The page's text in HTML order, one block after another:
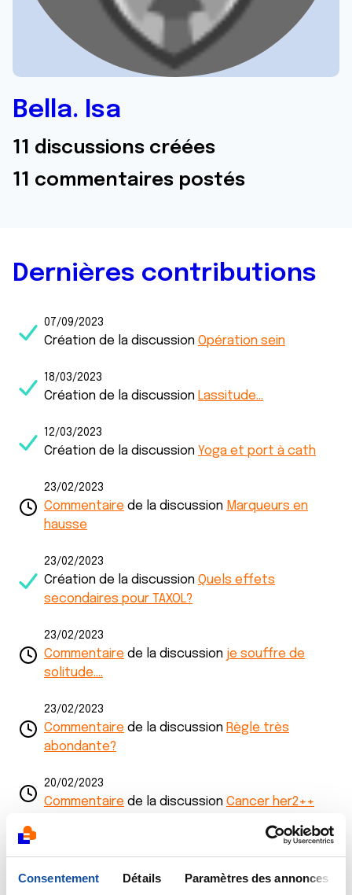
Consentement Détails Paramètres des annonces
Bella. Isa
11 discussions créées
11 commentaires postés
Dernières contributions
07/09/2023
Création de la discussion Opération sein
18/03/2023
Création de la discussion Lassitude...
12/03/2023
Création de la discussion Yoga et port à cath
23/02/2023
Commentaire de la discussion Marqueurs en
hausse
23/02/2023
Création de la discussion Quels effets
secondaires pour TAXOL?
23/02/2023
Commentaire de la discussion je souffre de
solitude....
23/02/2023
Commentaire de la discussion Règle très
abondante?
20/02/2023
Commentaire de la discussion Cancer her2++
Création de la discussionRègle très abondante?